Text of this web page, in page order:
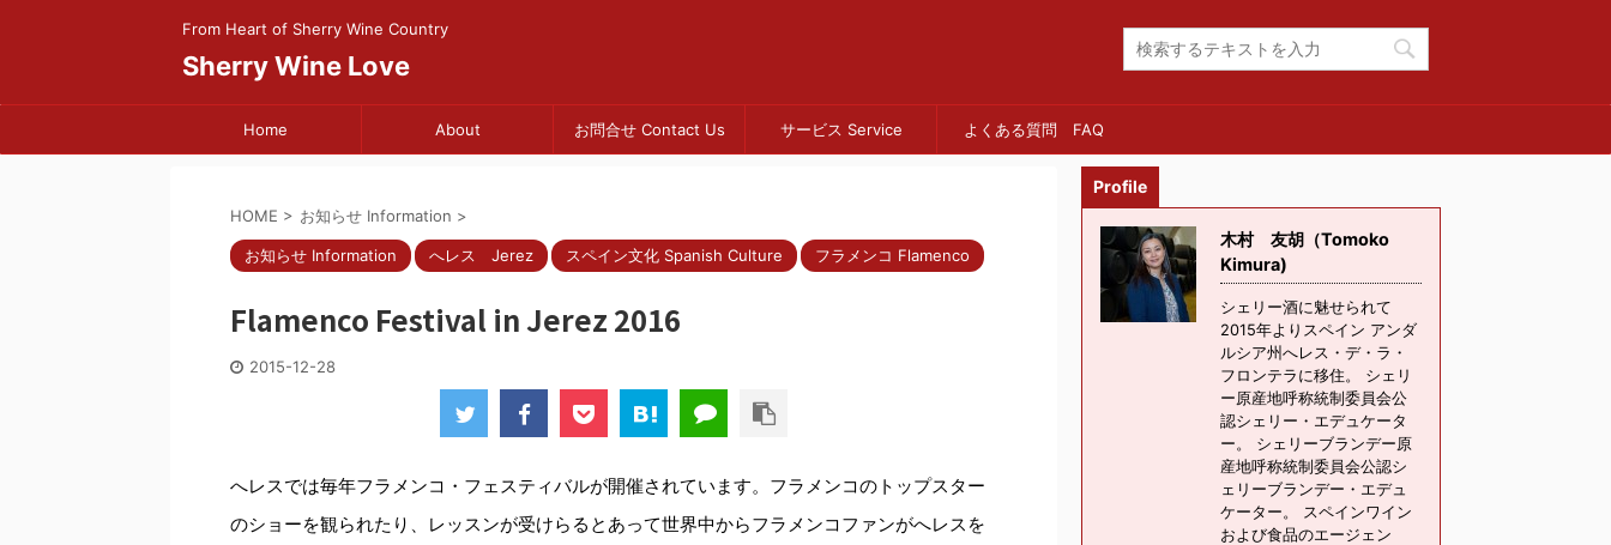
From Heart of Sherry Wine Country
Sherry Wine Love
Home About お問合せ Contact Us サービス Service よくある質問 FAQ
HOME > お知らせ Information >
お知らせ Information へレス Jerez スペイン文化 Spanish Culture フラメンコ Flamenco
Flamenco Festival in Jerez 2016
2015-12-28
へレスでは毎年フラメンコ・フェスティバルが開催されています。フラメンコのトップスター
のショーを観られたり、レッスンが受けらるとあって世界中からフラメンコファンがへレスを
Profile
木村 友胡（Tomoko
Kimura)
シェリー酒に魅せられて
2015年よりスペイン アンダ
ルシア州へレス・デ・ラ・
フロンテラに移住。 シェリ
ー原産地呼称統制委員会公
認シェリー・エデュケータ
ー。 シェリーブランデー原
産地呼称統制委員会公認シ
ェリーブランデー・エデュ
ケーター。 スペインワイン
および食品のエージェン